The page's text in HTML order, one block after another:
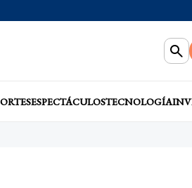
ESPECTÁCULOSTECNOLOGÍA